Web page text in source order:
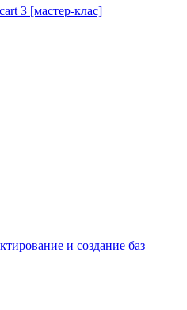
3 [мастер-клас]
и создание баз